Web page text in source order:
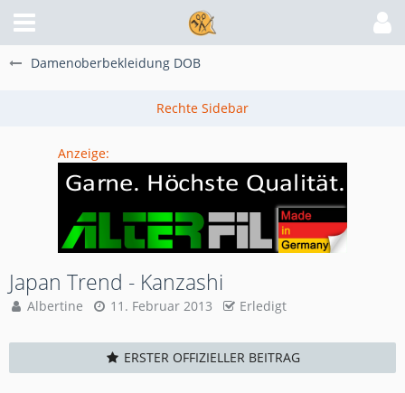
Damenoberbekleidung DOB
Anzeige:
Japan Trend - Kanzashi
Albertine 11. Februar 2013 Erledigt
ERSTER OFFIZIELLER BEITRAG